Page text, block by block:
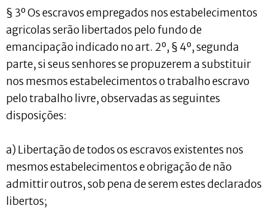
§ 3º Os escravos empregados nos estabelecimentos
agricolas serão libertados pelo fundo de
emancipação indicado no art. 2º, § 4º, segunda
parte, si seus senhores se propuzerem a substituir
nos mesmos estabelecimentos o trabalho escravo
pelo trabalho livre, observadas as seguintes
disposições:
a) Libertação de todos os escravos existentes nos
mesmos estabelecimentos e obrigação de não
admittir outros, sob pena de serem estes declarados
libertos;